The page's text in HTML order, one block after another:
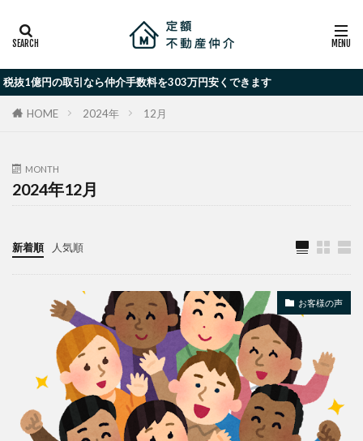
円の取引なら仲介手数料を303万円安くできます
HOME 2024年 12月
MONTH
2024年12月
新着順 人気順
お客様の声